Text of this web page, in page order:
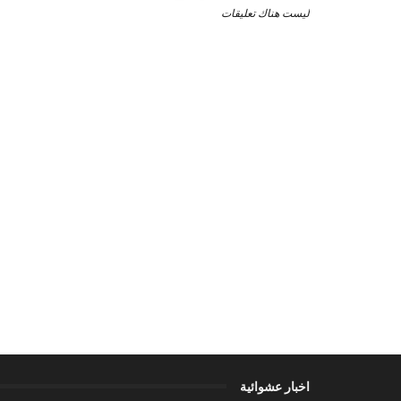
ليست هناك تعليقات
اخبار عشوائية